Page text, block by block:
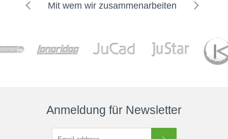
Mit wem wir zusammenarbeiten
Anmeldung für Newsletter